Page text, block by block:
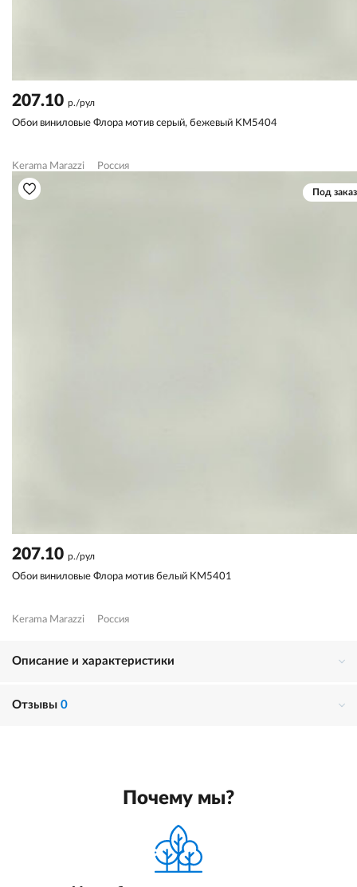
207.10 р./рул
Обои виниловые Флора мотив серый, бежевый KM5404
Kerama Marazzi Россия
Под заказ
207.10 р./рул
Обои виниловые Флора мотив белый KM5401
Kerama Marazzi Россия
Описание и характеристики
Отзывы 0
Почему мы?